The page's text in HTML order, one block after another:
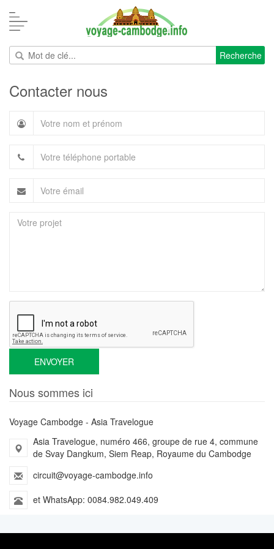
Recherche
Contacter nous
ENVOYER
Nous sommes ici
Voyage Cambodge - Asia Travelogue
Asia Travelogue, numéro 466, groupe de rue 4, commune
de Svay Dangkum, Siem Reap, Royaume du Cambodge
circuit@voyage-cambodge.info
et WhatsApp: 0084.982.049.409